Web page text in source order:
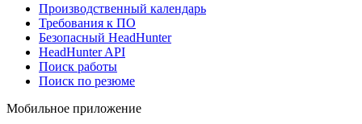
Производственный календарь
Требования к ПО
Безопасный HeadHunter
HeadHunter API
Поиск работы
Поиск по резюме
Мобильное приложение